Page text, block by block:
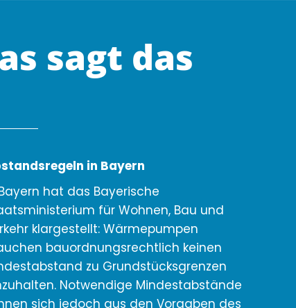
sagt das
in Bayern
hat das Bayerische
für Wohnen, Bau und
klargestellt: Wärmepumpen
bauordnungsrechtlich keinen
zu Grundstücksgrenzen
Notwendige Mindestabstände
sich jedoch aus den Vorgaben des